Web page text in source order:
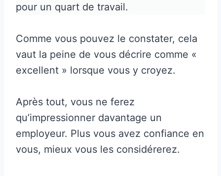
pour un quart de travail.
Comme vous pouvez le constater, cela
vaut la peine de vous décrire comme «
excellent » lorsque vous y croyez.
Après tout, vous ne ferez
qu’impressionner davantage un
employeur. Plus vous avez confiance en
vous, mieux vous les considérerez.